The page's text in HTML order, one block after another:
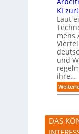
KI
Laut
mens
und
ihre…
DAS